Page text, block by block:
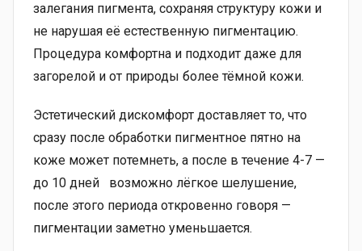
залегания пигмента, сохраняя структуру кожи и
не нарушая её естественную пигментацию.
Процедура комфортна и подходит даже для
загорелой и от природы более тёмной кожи.
Эстетический дискомфорт доставляет то, что
сразу после обработки пигментное пятно на
коже может потемнеть, а после в течение 4-7 —
до 10 дней возможно лёгкое шелушение,
после этого периода откровенно говоря —
пигментации заметно уменьшается.